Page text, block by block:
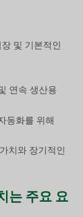
및 기본적인
연속 생산용
동화를 위해
치와 장기적인
는 주요 요